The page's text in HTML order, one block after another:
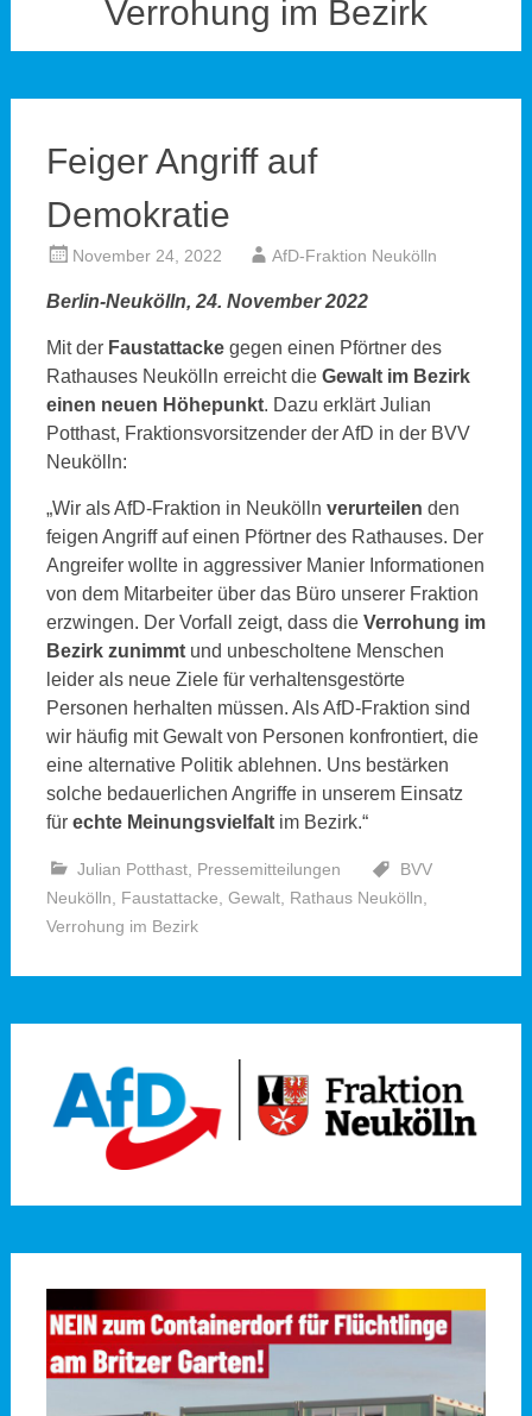
Verrohung im Bezirk
Feiger Angriff auf
Demokratie
November 24, 2022 AfD-Fraktion Neukölln
Berlin-Neukölln, 24. November 2022
Mit der Faustattackegegen einen Pförtner des
Rathauses Neukölln erreicht die Gewalt im Bezirk
einen neuen Höhepunkt. Dazu erklärt Julian
Potthast, Fraktionsvorsitzender der AfD in der BVV
Neukölln:
„Wir als AfD-Fraktion in Neukölln verurteilen den
feigen Angriff auf einen Pförtner des Rathauses. Der
Angreifer wollte in aggressiver Manier Informationen
von dem Mitarbeiter über das Büro unserer Fraktion
erzwingen. Der Vorfall zeigt, dass die Verrohung im
Bezirk zunimmt und unbescholtene Menschen
leider als neue Ziele für verhaltensgestörte
Personen herhalten müssen. Als AfD-Fraktion sind
wir häufig mit Gewalt von Personen konfrontiert, die
eine alternative Politik ablehnen. Uns bestärken
solche bedauerlichen Angriffe in unserem Einsatz
für echte Meinungsvielfaltim Bezirk.“
Julian Potthast, Pressemitteilungen
BVV
Neukölln
Faustattacke Gewalt, Rathaus Neukölln
Verrohung im Bezirk